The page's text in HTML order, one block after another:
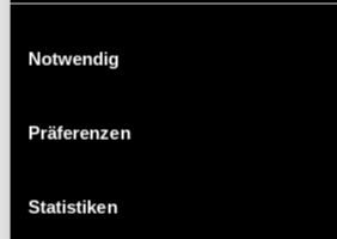
Notwendig
Präferenzen
Statistiken